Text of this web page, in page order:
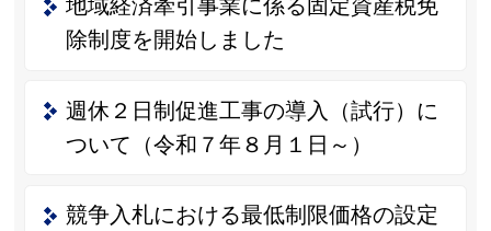
地域経済牽引事業に係る固定資産税免
除制度を開始しました
週休２日制促進工事の導入（試行）に
ついて（令和７年８月１日～）
競争入札における最低制限価格の設定